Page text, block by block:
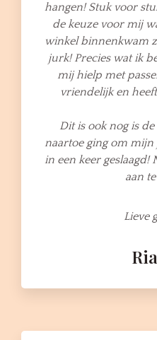
hangen! Stuk voor
de keuze voor mij
winkel binnenkwam
jurk! Precies wat ik
mij hielp met
vriendelijk en
Dit is ook nog is
naartoe ging om mijn
in een keer geslaagd!
aan
Lieve